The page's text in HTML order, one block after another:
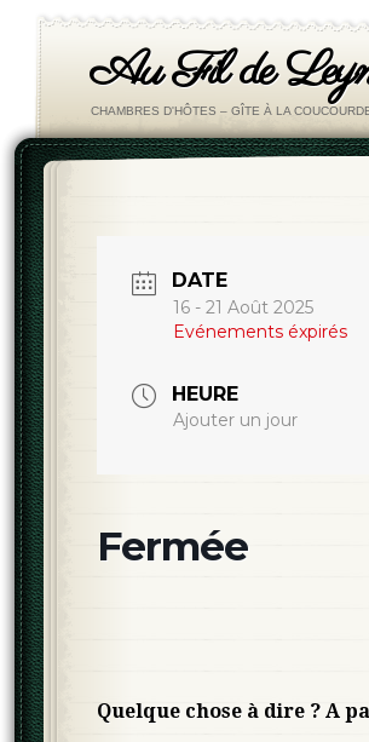
Au Fil de
CHAMBRES D'HÔTES – GÎTE À LA
DATE
16 - 21 Août 2025
Evénements éxpirés
HEURE
Ajouter un jour
Fermée
Quelque chose à dire ? A